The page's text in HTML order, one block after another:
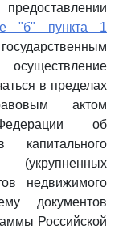
"б" пункта 1
в пределах
актом
об
капитального
недвижимого
документов
Российской